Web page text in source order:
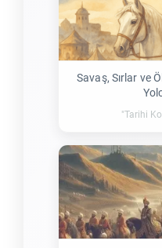
Savaş, Sırlar ve
"Tarihi